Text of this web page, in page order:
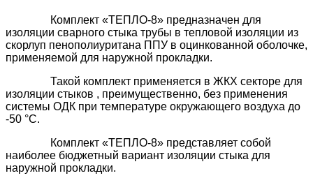
Комплект «ТЕПЛО-8» предназначен для
изоляции сварного стыка трубы в тепловой изоляции из
скорлуп пенополиуритана ППУ в оцинкованной оболочке,
применяемой для наружной прокладки.
Такой комплект применяется в ЖКХ секторе для
изоляции стыков , преимущественно, без применения
системы ОДК при температуре окружающего воздуха до
-50 °C.
Комплект «ТЕПЛО-8» представляет собой
наиболее бюджетный вариант изоляции стыка для
наружной прокладки.